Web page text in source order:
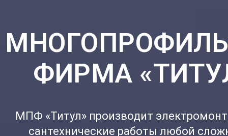
ФИРМА
МПФ «Титул» производит
сантехнические работы любой